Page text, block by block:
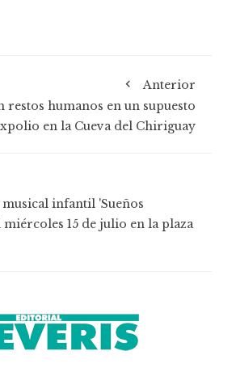
Anterior
restos humanos en un supuesto
en la Cueva del Chiriguay
musical infantil 'Sueños
miércoles 15 de julio en la plaza